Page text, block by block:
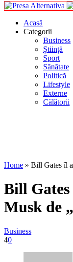
Acasă
Categorii
Business
Știință
Sport
Sănătate
Politică
Lifestyle
Externe
Călătorii
Home » Bill Gates îl
Bill
Musk de
Business
40